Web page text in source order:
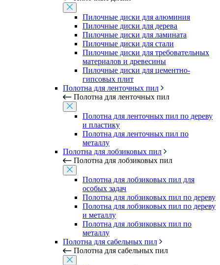
Пилочные диски для алюминия
Пилочные диски для дерева
Пилочные диски для ламината
Пилочные диски для стали
Пилочные диски для требовательных
материалов и древесины
Пилочные диски для цементно-
гипсовых плит
Полотна для ленточных пил
Полотна для ленточных пил
Полотна для ленточных пил по дереву
и пластику
Полотна для ленточных пил по
металлу
Полотна для лобзиковых пил
Полотна для лобзиковых пил
Полотна для лобзиковых пил для
особых задач
Полотна для лобзиковых пил по дереву
Полотна для лобзиковых пил по дереву
и металлу
Полотна для лобзиковых пил по
металлу
Полотна для сабельных пил
Полотна для сабельных пил